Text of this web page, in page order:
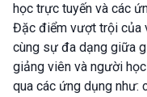
học trực tuyến và các
Đặc điểm vượt trội của
cùng sự đa dạng giữa
giảng viên và người
qua các ứng dụng như: